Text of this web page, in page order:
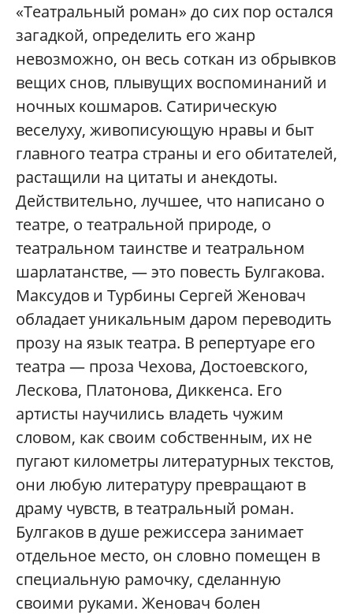
«Театральный роман» до сих пор остался
загадкой, определить его жанр
невозможно, он весь соткан из обрывков
вещих снов, плывущих воспоминаний и
ночных кошмаров. Сатирическую
веселуху, живописующую нравы и быт
главного театра страны и его обитателей,
растащили на цитаты и анекдоты.
Действительно, лучшее, что написано о
театре, о театральной природе, о
театральном таинстве и театральном
шарлатанстве, — это повесть Булгакова.
Максудов и Турбины Сергей Женовач
обладает уникальным даром переводить
прозу на язык театра. В репертуаре его
театра — проза Чехова, Достоевского,
Лескова, Платонова, Диккенса. Его
артисты научились владеть чужим
словом, как своим собственным, их не
пугают километры литературных текстов,
они любую литературу превращают в
драму чувств, в театральный роман.
Булгаков в душе режиссера занимает
отдельное место, он словно помещен в
специальную рамочку, сделанную
своими руками. Женовач болен